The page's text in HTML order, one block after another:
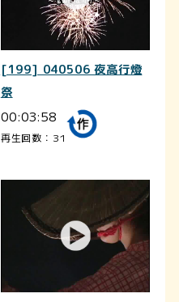
[199] 040506 夜高行燈
祭
00:03:58
再生回数：31